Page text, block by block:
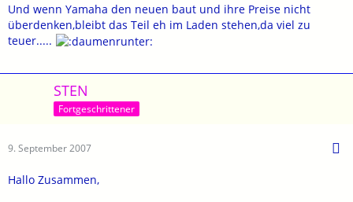
Und wenn Yamaha den neuen baut und ihre Preise nicht
überdenken,bleibt das Teil eh im Laden stehen,da viel zu
teuer.....
STEN
Fortgeschrittener
9. September 2007
Hallo Zusammen,